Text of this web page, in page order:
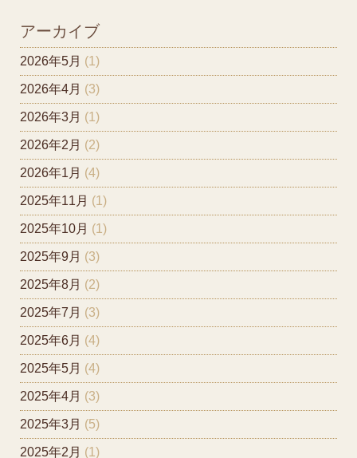
アーカイブ
2026年5月 (1)
2026年4月 (3)
2026年3月 (1)
2026年2月 (2)
2026年1月 (4)
2025年11月 (1)
2025年10月 (1)
2025年9月 (3)
2025年8月 (2)
2025年7月 (3)
2025年6月 (4)
2025年5月 (4)
2025年4月 (3)
2025年3月 (5)
2025年2月 (1)